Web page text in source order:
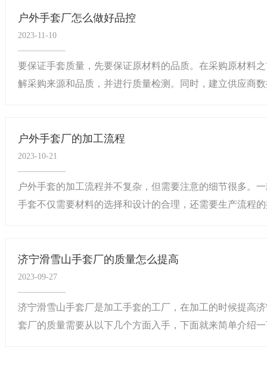
户外手套厂怎么做好品控
2023-11-10
要保证手套质量，先要保证原材料的品质。在采购原材料之
解采购来源和品质，并进行质量检测。同时，建立供应商
户外手套厂的加工流程
2023-10-21
户外手套的加工流程并不复杂，但需要注意的细节很多。
手套不仅需要材料的选择和设计的合理，还需要生产流程
济宁滑雪山手套厂的质量怎么提高
2023-09-27
济宁滑雪山手套厂是加工手套的工厂，在加工的时候提高
套厂的质量需要从以下几个方面入手，下面就来简单介绍